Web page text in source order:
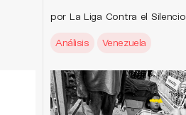
por La Liga Contra el Silencio
Análisis Venezuela